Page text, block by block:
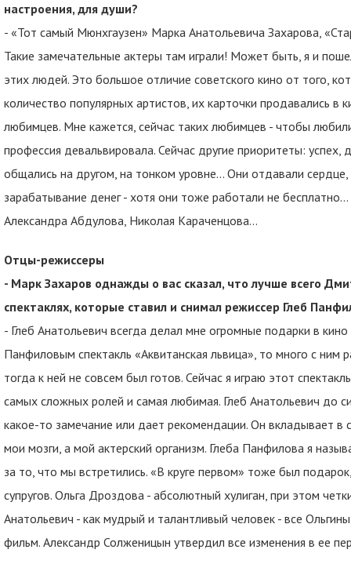
настроения, для души?
- «Тот самый Мюнхгаузен» Марка Анатольевича Захарова,
Такие замечательные актеры там играли! Может быть, я и
этих людей. Это большое отличие советского кино от того,
количество популярных артистов, их карточки продавались в
любимцев. Мне кажется, сейчас таких любимцев - чтобы
профессия девальвировала. Сейчас другие приоритеты: успех,
общались на другом, на тонком уровне... Они отдавали
зарабатывание денег - хотя они тоже работали не
Александра Абдулова, Николая Караченцова…
Отцы-режиссеры
- Марк Захаров однажды о вас сказал, что лучше всего
спектаклях, которые ставил и снимал режиссер Глеб
- Глеб Анатольевич всегда делал мне огромные подарки в
Панфиловым спектакль «Аквитанская львица», то много с ним
тогда к ней не совсем был готов. Сейчас я играю этот
самых сложных ролей и самая любимая. Глеб Анатольевич до
какое-то замечание или дает рекомендации. Он вкладывает в
мои мозги, а мой актерский организм. Глеба Панфилова я
за то, что мы встретились. «В круге первом» тоже был
супругов. Ольга Дроздова - абсолютный хулиган, при этом
Анатольевич - как мудрый и талантливый человек - все
фильм. Александр Солженицын утвердил все изменения в ее